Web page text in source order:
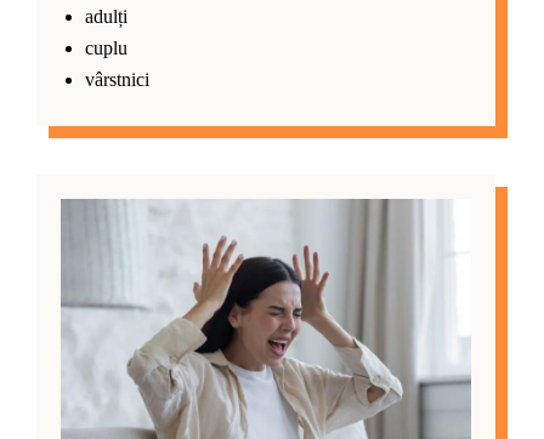
adulți
cuplu
vârstnici